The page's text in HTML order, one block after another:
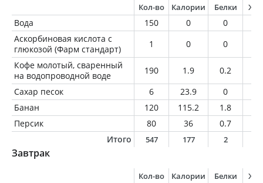
Кол-во Калории Белки
Вода 150 0 0
Аскорбиновая кислота с
глюкозой (Фарм стандарт)
1 0 0
Кофе молотый, сваренный
на водопроводной воде
190 1.9 0.2
Сахар песок
6 23.9 0
Банан
120 115.2 1.8
Персик
80 36 0.7
Итого
547 177 2
Завтрак
Кол-во Калории Белки